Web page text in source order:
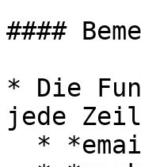
####
* Die
jede